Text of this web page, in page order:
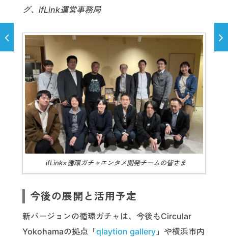
グ、ifLink運営事務局
ifLink×循環ガチャエンタメ開発チームの皆さま
今後の展開と活用予定
新バージョンの循環ガチャは、今後もCircular
Yokohamaの拠点「qlaytion gallery 」や横浜市内